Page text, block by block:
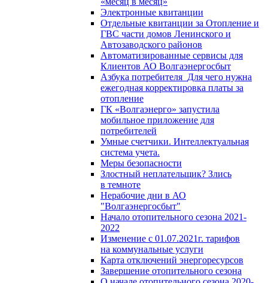
Электронные квитанции
Отдельные квитанции за Отопление и
ГВС части домов Ленинского и
Автозаводского районов
Автоматизированные сервисы для
Клиентов АО Волгаэнергосбыт
Азбука потребителя_Для чего нужна
ежегодная корректировка платы за
отопление
ГК «Волгаэнерго» запустила
мобильное приложение для
потребителей
Умные счетчики. Интеллектуальная
система учета.
Меры безопасности
Злостный неплательщик? Злись
в темноте
Нерабочие дни в АО
"Волгаэнергосбыт"
Начало отопительного сезона 2021-
2022
Изменение с 01.07.2021г. тарифов
на коммунальные услуги
Карта отключений энергоресурсов
Завершение отопительного сезона